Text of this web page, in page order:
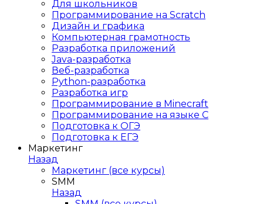
Для школьников
Программирование на Scratch
Дизайн и графика
Компьютерная грамотность
Разработка приложений
Java-разработка
Веб-разработка
Python-разработка
Разработка игр
Программирование в Minecraft
Программирование на языке C
Подготовка к ОГЭ
Подготовка к ЕГЭ
Маркетинг
Назад
Маркетинг (все курсы)
SMM
Назад